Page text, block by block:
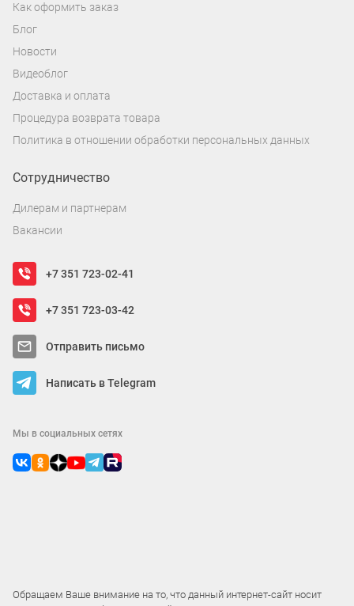
Как оформить заказ
Блог
Новости
Видеоблог
Доставка и оплата
Процедура возврата товара
Политика в отношении обработки персональных данных
Сотрудничество
Дилерам и партнерам
Вакансии
+7 351 723-02-41
+7 351 723-03-42
Отправить письмо
Написать в Telegram
Мы в социальных сетях
Обращаем Ваше внимание на то, что данный интернет-сайт носит